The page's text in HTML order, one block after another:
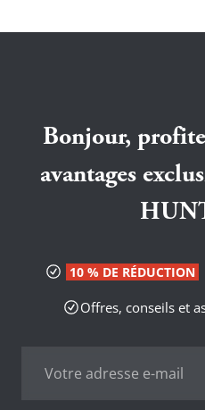
Bonjour,
avantages
10 % DE RÉDUCTION
Offres, conseils et